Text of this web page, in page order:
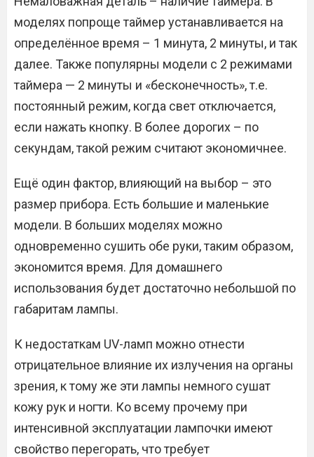
моделях попроще таймер устанавливается на
определённое время – 1 минута, 2 минуты, и так
далее. Также популярны модели с 2 режимами
таймера — 2 минуты и «бесконечность», т.е.
постоянный режим, когда свет отключается,
если нажать кнопку. В более дорогих – по
секундам, такой режим считают экономичнее.
Ещё один фактор, влияющий на выбор – это
размер прибора. Есть большие и маленькие
модели. В больших моделях можно
одновременно сушить обе руки, таким образом,
экономится время. Для домашнего
использования будет достаточно небольшой по
габаритам лампы.
К недостаткам UV-ламп можно отнести
отрицательное влияние их излучения на органы
зрения, к тому же эти лампы немного сушат
кожу рук и ногти. Ко всему прочему при
интенсивной эксплуатации лампочки имеют
свойство перегорать, что требует